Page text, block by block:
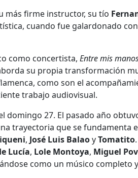
más firme instructor, su tío
cuando fue galardonado
como concertista, Entre mis
su propia transformación
como son el
trabajo audiovisual.
domingo 27. El pasado año
trayectoria que se fundamenta
, José Luis BalaoyTomatito
Lucía, Lole Montoya, Miguel
como un músico completo